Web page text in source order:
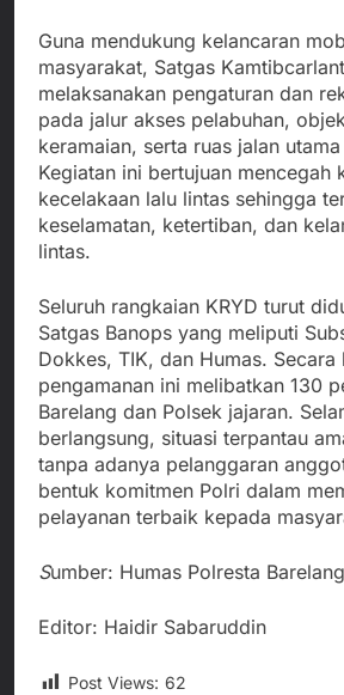
Guna mendukung kelancaran
masyarakat, Satgas
melaksanakan pengaturan dan
pada jalur akses pelabuhan,
keramaian, serta ruas jalan
Kegiatan ini bertujuan mencegah
kecelakaan lalu lintas sehingga
keselamatan, ketertiban, dan
lintas.
Seluruh rangkaian KRYD turut
Satgas Banops yang meliputi
Dokkes, TIK, dan Humas. Secara
pengamanan ini melibatkan 130
Barelang dan Polsek jajaran.
berlangsung, situasi terpantau
tanpa adanya pelanggaran
bentuk komitmen Polri dalam
pelayanan terbaik kepada
Sumber: Humas Polresta Barelang
Editor: Haidir Sabaruddin
Post Views: 62